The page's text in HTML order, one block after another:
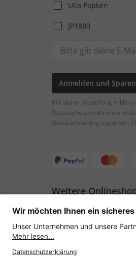
Ulla Popken
JP1880
Anmelden und Sparen
Mit deiner Bestellung
Datenschutzrichtlinien und
Geschäftsbedingungen von
Weitere
Österreich